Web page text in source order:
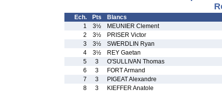
Ech. Pts
Blancs
1
3½
MEUNIER Clement
2
3½
PRISER Victor
3
3½
SWERDLIN Ryan
4
3½
REY Gaetan
5
3
O'SULLIVAN Thomas
6
3
FORT Armand
7
3
PIGEAT Alexandre
8
3
KIEFFER Anatole